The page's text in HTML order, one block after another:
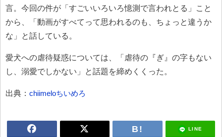
言。今回の件が「すごいいろいろ憶測で言われとる」こと
から、「動画がすべてって思われるのも、ちょっと違うか
な」と話している。
愛犬への虐待疑惑については、「虐待の『ぎ』の字もない
し、溺愛でしかない」と話題を締めくくった。
出典： chiimeloちいめろ
LINE